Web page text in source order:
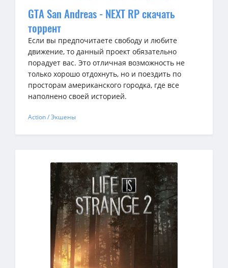
GTA San Andreas - NEXT RP скачать
торрент
Если вы предпочитаете свободу и любите
движение, то данный проект обязательно
порадует вас. Это отличная возможность не
только хорошо отдохнуть, но и поездить по
просторам американского городка, где все
наполнено своей историей.
Action / Экшены